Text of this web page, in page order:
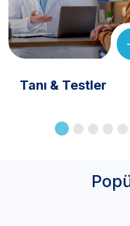
Tanı & Testler